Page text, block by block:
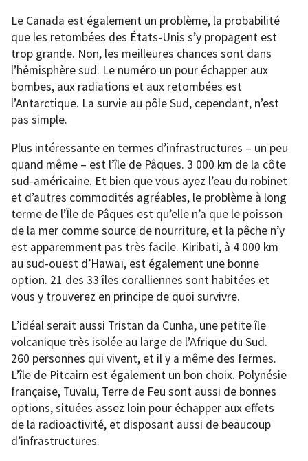
Le Canada est également un problème, la probabilité
que les retombées des États-Unis s’y propagent est
trop grande. Non, les meilleures chances sont dans
l’hémisphère sud. Le numéro un pour échapper aux
bombes, aux radiations et aux retombées est
l’Antarctique. La survie au pôle Sud, cependant, n’est
pas simple.
Plus intéressante en termes d’infrastructures – un peu
quand même – est l’île de Pâques. 3 000 km de la côte
sud-américaine. Et bien que vous ayez l’eau du robinet
et d’autres commodités agréables, le problème à long
terme de l’Île de Pâques est qu’elle n’a que le poisson
de la mer comme source de nourriture, et la pêche n’y
est apparemment pas très facile. Kiribati, à 4 000 km
au sud-ouest d’Hawaï, est également une bonne
option. 21 des 33 îles coralliennes sont habitées et
vous y trouverez en principe de quoi survivre.
L’idéal serait aussi Tristan da Cunha, une petite île
volcanique très isolée au large de l’Afrique du Sud.
260 personnes qui vivent, et il y a même des fermes.
L’île de Pitcairn est également un bon choix. Polynésie
française, Tuvalu, Terre de Feu sont aussi de bonnes
options, situées assez loin pour échapper aux effets
de la radioactivité, et disposant aussi de beaucoup
d’infrastructures.